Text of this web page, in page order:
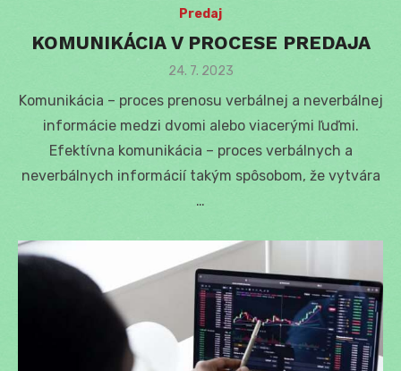
Predaj
KOMUNIKÁCIA V PROCESE PREDAJA
Posted
24. 7. 2023
Komunikácia – proces prenosu verbálnej a neverbálnej
informácie medzi dvomi alebo viacerými ľuďmi.
Efektívna komunikácia – proces verbálnych a
neverbálnych informácií takým spôsobom, že vytvára
…